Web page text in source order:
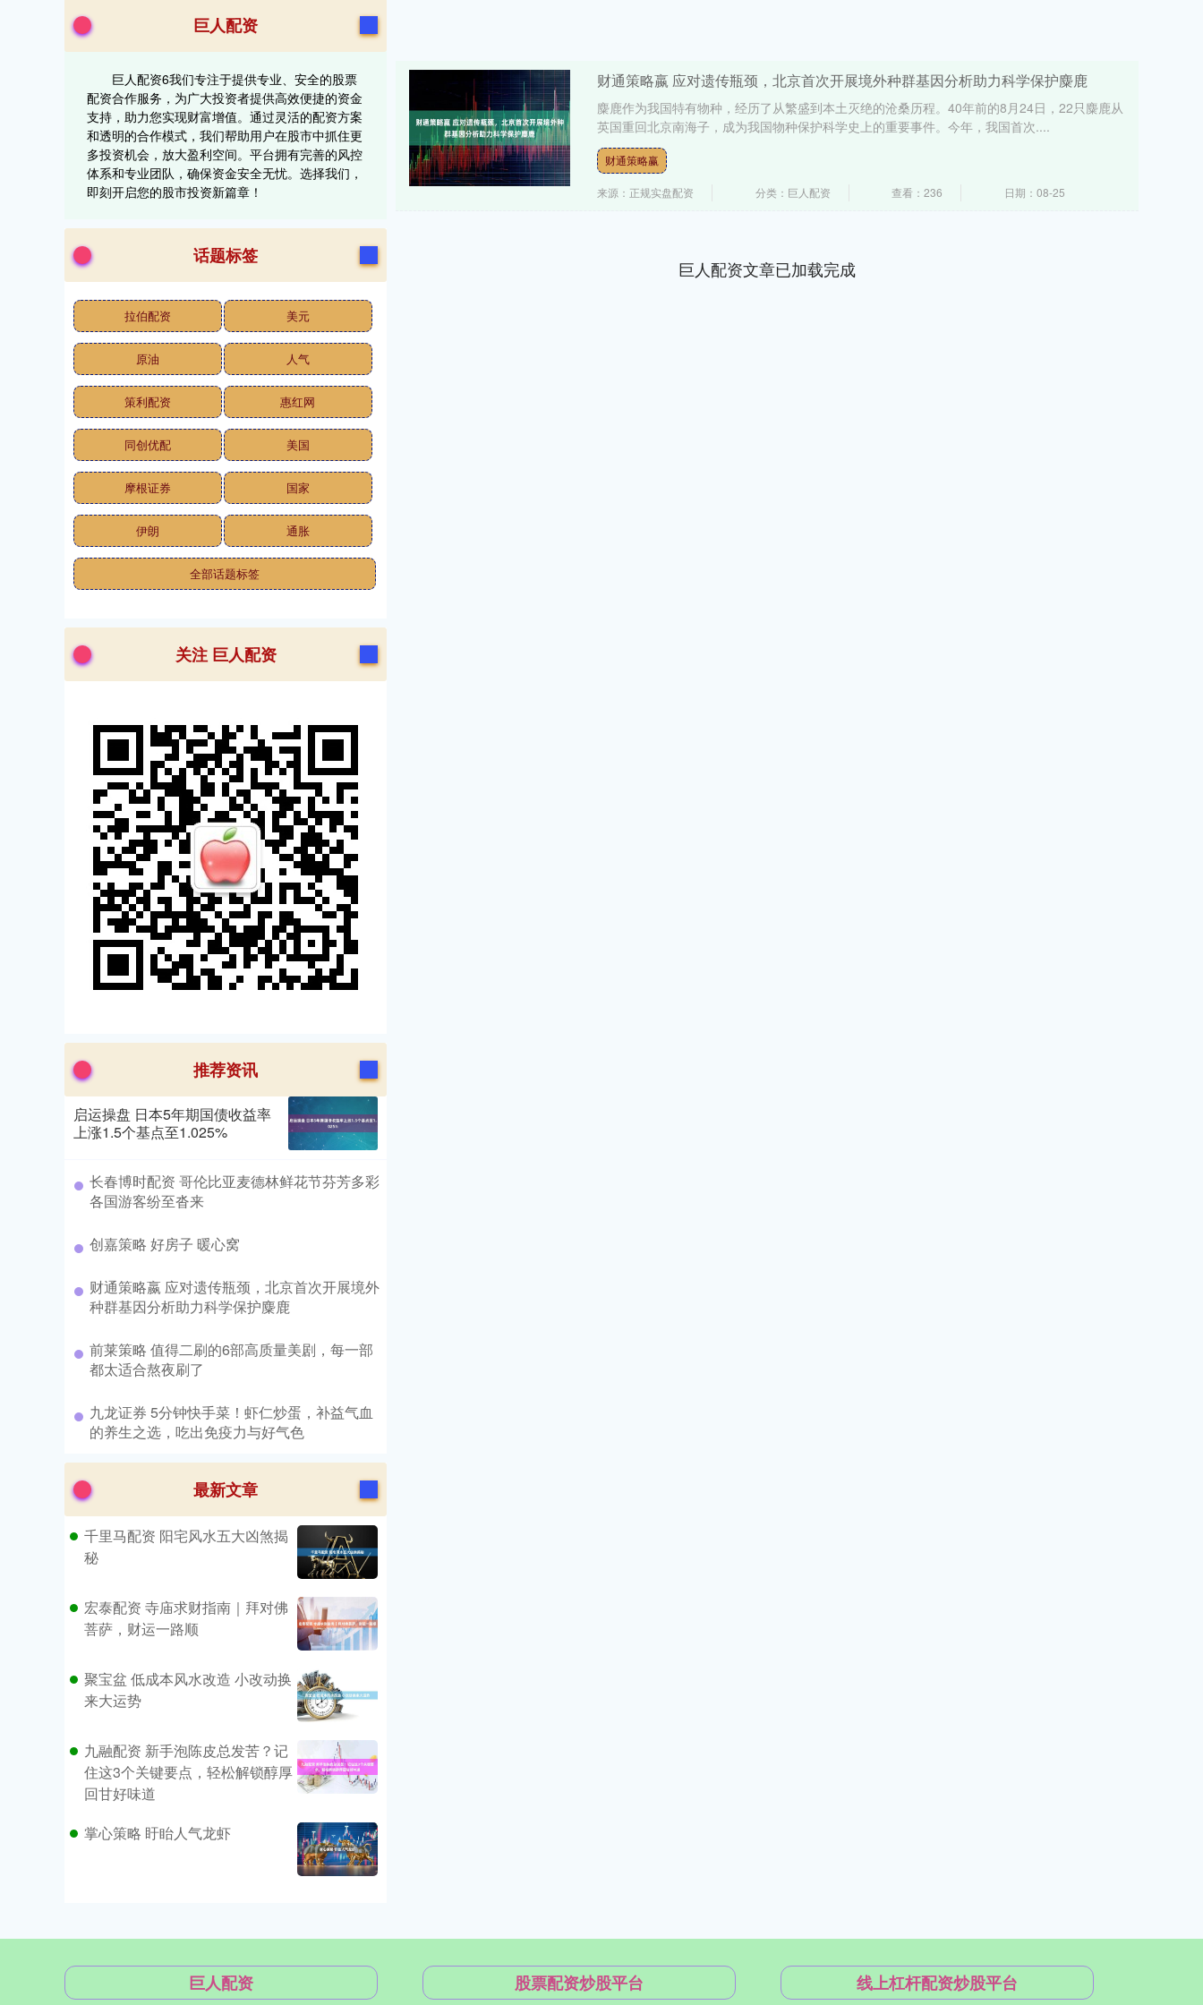
财通策略嬴 应对遗传瓶颈，北京首次开展境外种群基因分析助力科学保护麋鹿
麋鹿作为我国特有物种，经历了从繁盛到本土灭绝的沧桑历程。40年前的8月24日，22只麋鹿从
英国重回北京南海子，成为我国物种保护科学史上的重要事件。今年，我国首次....
财通策略赢
来源：正规实盘配资 分类：巨人配资 查看：236 日期：08-25
巨人配资文章已加载完成
巨人配资
巨人配资6我们专注于提供专业、安全的股票
配资合作服务，为广大投资者提供高效便捷的资金
支持，助力您实现财富增值。通过灵活的配资方案
和透明的合作模式，我们帮助用户在股市中抓住更
多投资机会，放大盈利空间。平台拥有完善的风控
体系和专业团队，确保资金安全无忧。选择我们，
即刻开启您的股市投资新篇章！
话题标签
拉伯配资 美元
原油 人气
策利配资 惠红网
同创优配 美国
摩根证券 国家
伊朗 通胀
全部话题标签
关注 巨人配资
推荐资讯
启运操盘 日本5年期国债收益率
上涨1.5个基点至1.025%
​长春博时配资 哥伦比亚麦德林鲜花节芬芳多彩
各国游客纷至沓来
​创嘉策略 好房子 暖心窝
​财通策略嬴 应对遗传瓶颈，北京首次开展境外
种群基因分析助力科学保护麋鹿
​前莱策略 值得二刷的6部高质量美剧，每一部
都太适合熬夜刷了
​九龙证券 5分钟快手菜！虾仁炒蛋，补益气血
的养生之选，吃出免疫力与好气色
最新文章
千里马配资 阳宅风水五大凶煞揭
秘
宏泰配资 寺庙求财指南｜拜对佛
菩萨，财运一路顺
聚宝盆 低成本风水改造 小改动换
来大运势
九融配资 新手泡陈皮总发苦？记
住这3个关键要点，轻松解锁醇厚
回甘好味道
掌心策略 盱眙人气龙虾
巨人配资 股票配资炒股平台 线上杠杆配资炒股平台